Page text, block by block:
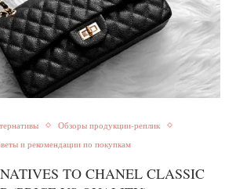
Обзоры продукции-реплик
и рекомендации по покупкам
TO CHANEL CLASSIC